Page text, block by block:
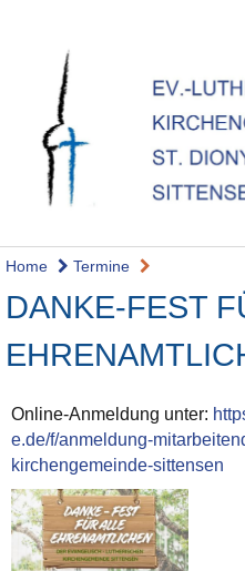
Home Termine
DANKE-FEST
Online-Anmeldung unter:
e.de/f/anmeldung-
kirchengemeinde-sittensen